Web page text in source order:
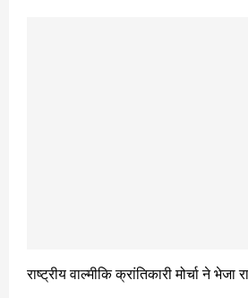
राष्ट्रीय वाल्मीकि क्रांतिकारी मोर्चा ने भेजा